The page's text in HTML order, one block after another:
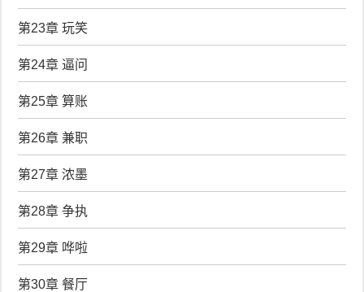
第23章 玩笑
第24章 逼问
第25章 算账
第26章 兼职
第27章 浓墨
第28章 争执
第29章 哗啦
第30章 餐厅